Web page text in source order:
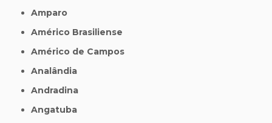
Amparo
Américo Brasiliense
Américo de Campos
Analândia
Andradina
Angatuba